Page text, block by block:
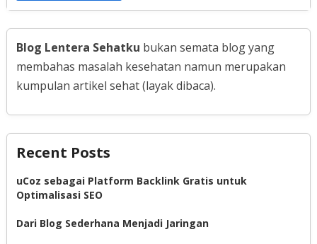
Blog Lentera Sehatku bukan semata blog yang
membahas masalah kesehatan namun merupakan
kumpulan artikel sehat (layak dibaca).
Recent Posts
uCoz sebagai Platform Backlink Gratis untuk
Optimalisasi SEO
Dari Blog Sederhana Menjadi Jaringan